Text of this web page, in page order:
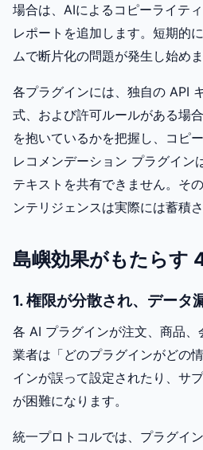
場合は、AIによるコピーライテ
レポートを追加します。短期的
ムで断片化の問題が発生し始めま
各プラグインには、独自の API
式、および許可ルールがある場
を抱いているかを把握し、コピ
レコメンデーション プラグイ
テキストを共有できません。そ
ンテリジェンスは実際には蓄積
島嶼効果がもたらす
1. 権限が分散され、データ
各 AI プラグインが注文、商品
業者は「どのプラグインがどの
インが誤って設定されたり、サ
が困難になります。
統一プロトコルでは、プラグイ